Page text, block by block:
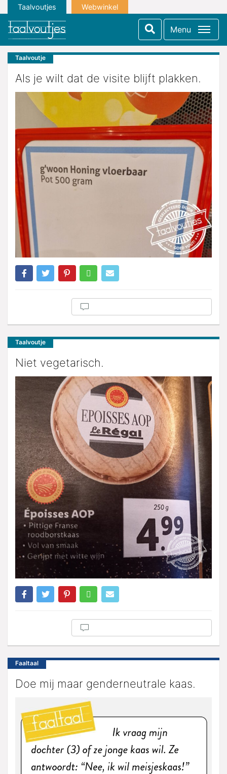
Taalvoutjes Webwinkel
Menu
Taalvoutje
Als je wilt dat de visite blijft plakken.
Taalvoutje
Niet vegetarisch.
Faaltaal
Doe mij maar genderneutrale kaas.